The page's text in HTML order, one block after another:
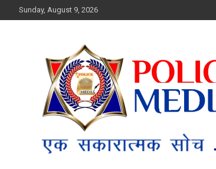
to
Sunday, August 9, 2026